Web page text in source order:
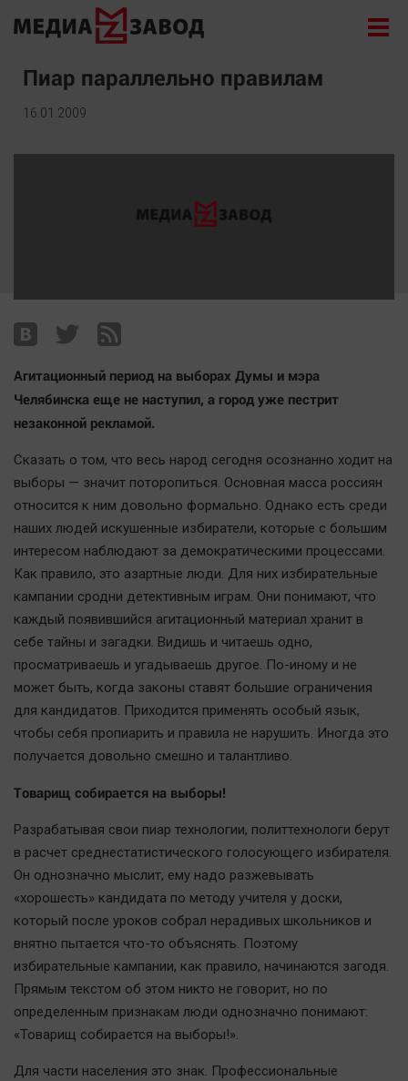
Новости
Курилка
Поиск
Архив
Наша победа
Политика
Экономика
Происшествия
Здоровье
Курилка
Мнения
Спорт
Технологии
Образование
Автомобили
XX век: криминальные уроки
Банки
Медицина
Новости компаний
Прогулки по городу Ч
Спецпроект
Статистика
Пиар параллельно правилам
16.01.2009
Агитационный период на выборах Думы и мэра
Челябинска еще не наступил, а город уже пестрит
незаконной рекламой.
Сказать о том, что весь народ сегодня осознанно ходит на
выборы — значит поторопиться. Основная масса россиян
относится к ним довольно формально. Однако есть среди
наших людей искушенные избиратели, которые с большим
интересом наблюдают за демократическими процессами.
Как правило, это азартные люди. Для них избирательные
кампании сродни детективным играм. Они понимают, что
каждый появившийся агитационный материал хранит в
себе тайны и загадки. Видишь и читаешь одно,
просматриваешь и угадываешь другое. По-иному и не
может быть, когда законы ставят большие ограничения
для кандидатов. Приходится применять особый язык,
чтобы себя пропиарить и правила не нарушить. Иногда это
получается довольно смешно и талантливо.
Товарищ собирается на выборы!
Разрабатывая свои пиар технологии, политтехнологи берут
в расчет среднестатистического голосующего избирателя.
Он однозначно мыслит, ему надо разжевывать
«хорошесть» кандидата по методу учителя у доски,
который после уроков собрал нерадивых школьников и
внятно пытается что-то объяснять. Поэтому
избирательные кампании, как правило, начинаются загодя.
Прямым текстом об этом никто не говорит, но по
определенным признакам люди однозначно понимают:
«Товарищ собирается на выборы!».
Для части населения это знак. Профессиональные